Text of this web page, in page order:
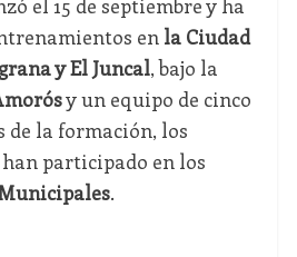
el 15 de septiembre y ha
en la Ciudad
y El Juncal, bajo la
y un equipo de cinco
de la formación, los
participado en los
.